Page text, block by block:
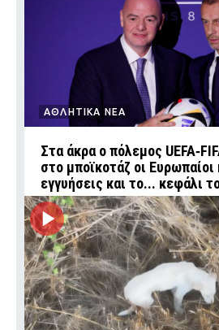
ΑΘΛΗΤΙΚΑ ΝΕΑ
Στα άκρα ο πόλεμος
στο μποϊκοτάζ οι Ευρωπαίοι
εγγυήσεις και το... κεφάλι